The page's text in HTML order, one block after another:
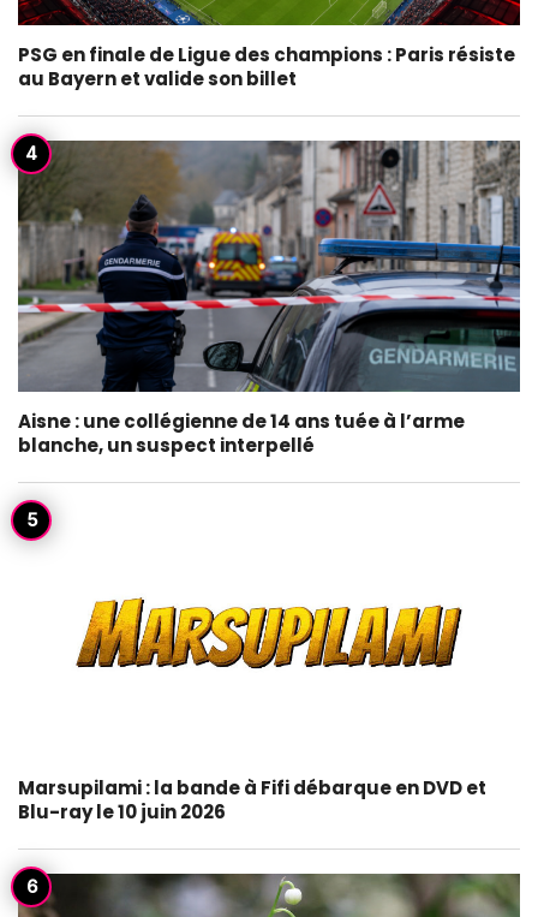
PSG en finale de Ligue des champions : Paris résiste
au Bayern et valide son billet
Aisne : une collégienne de 14 ans tuée à l’arme
blanche, un suspect interpellé
Marsupilami : la bande à Fifi débarque en DVD et
Blu-ray le 10 juin 2026